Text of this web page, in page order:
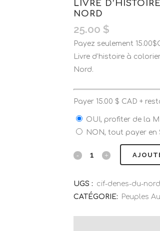
LIVRE
NORD
25.00 $
Payez seulement
Livre d’histoire à
Nord.
Payer 15.00 $ CAD +
OUI, profiter de la
NON, tout payer en
UGS : cif-denes-du-
CATÉGORIE:
Peuples